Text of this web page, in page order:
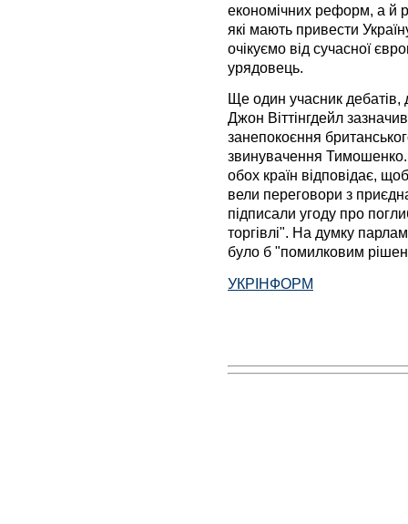
економічних реформ, а й
які мають привести
очікуємо від сучасної
урядовець.
Ще один учасник дебатів,
Джон Віттінгдейл
занепокоєння
звинувачення
обох країн відповідає,
вели переговори з
підписали угоду про
торгівлі". На думку
було б "помилковим
УКРІНФОРМ